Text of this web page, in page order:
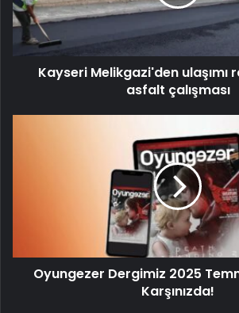
Kayseri Melikgazi'den
asfalt çalışması
Oyungezer Dergimiz 2025
Karşınızda!